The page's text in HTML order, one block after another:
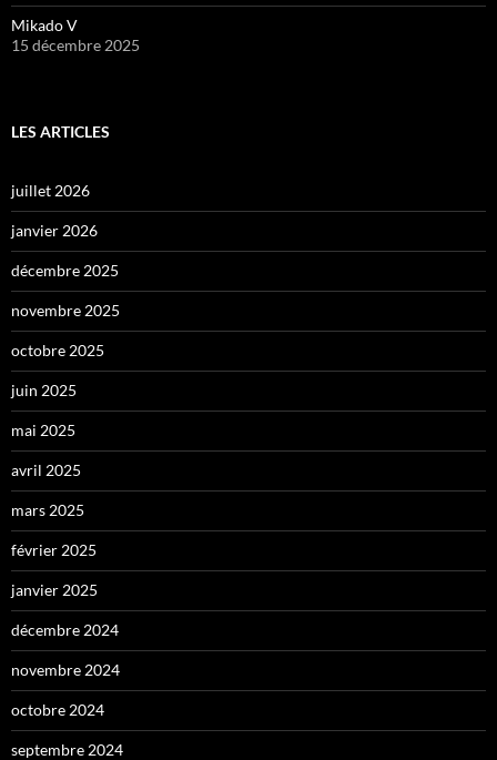
Mikado V
15 décembre 2025
LES ARTICLES
juillet 2026
janvier 2026
décembre 2025
novembre 2025
octobre 2025
juin 2025
mai 2025
avril 2025
mars 2025
février 2025
janvier 2025
décembre 2024
novembre 2024
octobre 2024
septembre 2024